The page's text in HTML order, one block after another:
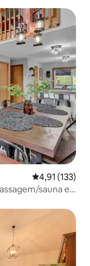
4,91 de uma
4,91 (133)
sauna e